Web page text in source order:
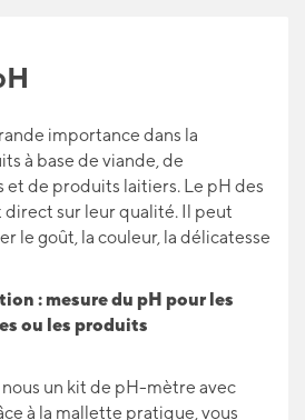
importance dans la
à base de viande, de
et de produits laitiers. Le pH des
direct sur leur qualité. Il peut
le goût, la couleur, la délicatesse
: mesure du pH pour les
ou les produits
un kit de pH-mètre avec
à la mallette pratique, vous